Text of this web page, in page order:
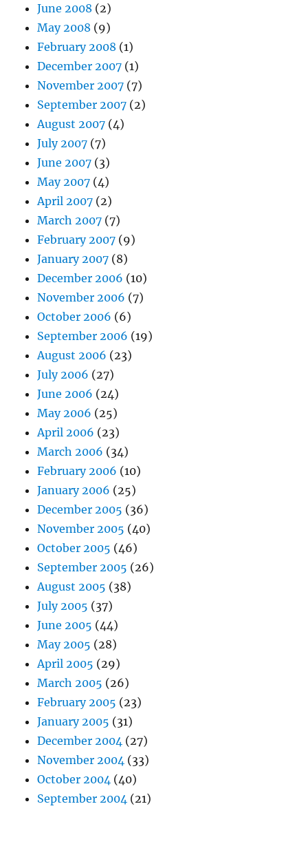
June 2008 (2)
May 2008 (9)
February 2008 (1)
December 2007 (1)
November 2007 (7)
September 2007 (2)
August 2007 (4)
July 2007 (7)
June 2007 (3)
May 2007 (4)
April 2007 (2)
March 2007 (7)
February 2007 (9)
January 2007 (8)
December 2006 (10)
November 2006 (7)
October 2006 (6)
September 2006 (19)
August 2006 (23)
July 2006 (27)
June 2006 (24)
May 2006 (25)
April 2006 (23)
March 2006 (34)
February 2006 (10)
January 2006 (25)
December 2005 (36)
November 2005 (40)
October 2005 (46)
September 2005 (26)
August 2005 (38)
July 2005 (37)
June 2005 (44)
May 2005 (28)
April 2005 (29)
March 2005 (26)
February 2005 (23)
January 2005 (31)
December 2004 (27)
November 2004 (33)
October 2004 (40)
September 2004 (21)